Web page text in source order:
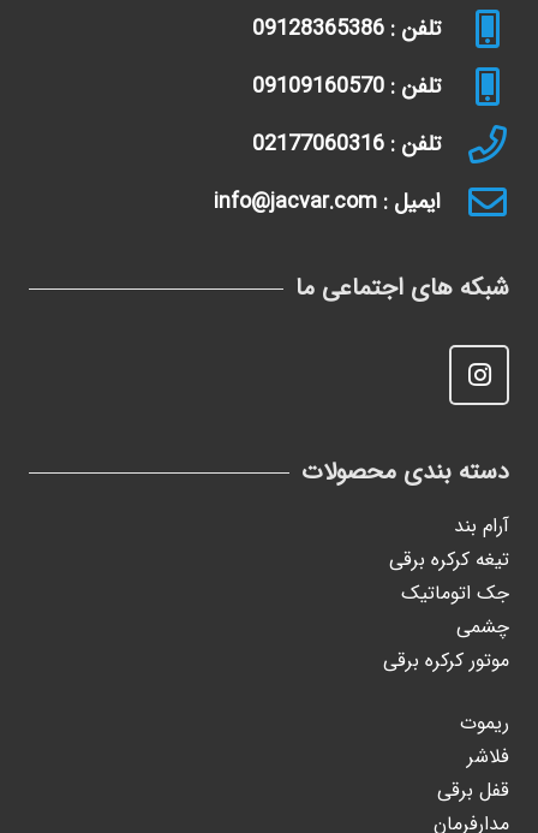
تلفن : 09128365386
تلفن : 09109160570
تلفن : 02177060316
ایمیل : info@jacvar.com
شبکه های اجتماعی ما
دسته بندی محصولات
آرام بند
تیغه کرکره برقی
جک اتوماتیک
چشمی
موتور کرکره برقی
ریموت
فلاشر
قفل برقی
مدارفرمان